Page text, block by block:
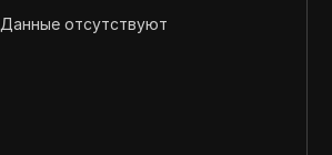
Данные отсутствуют